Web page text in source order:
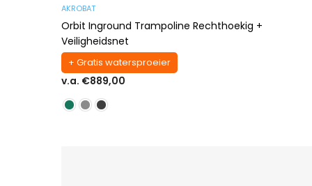
AKROBAT
Orbit Inground Trampoline Rechthoekig +
Veiligheidsnet
+ Gratis watersproeier
v.a. €889,00